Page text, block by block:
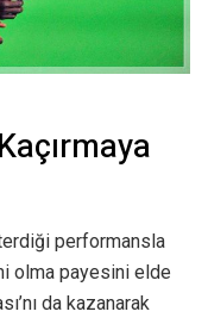
performansla
olma payesini elde
da kazanarak